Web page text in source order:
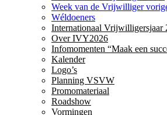
Week van de Vrijwilliger
Wéldoeners
Internationaal Vrijwilligersjaar
Over IVY2026
Infomomenten “Maak een
Kalender
Logo’s
Planning VSVW
Promomateriaal
Roadshow
Vormingen